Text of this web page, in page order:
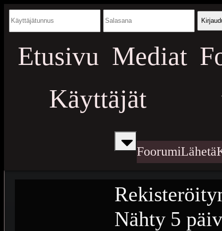
Etusivu Mediat
Käyttäjät
FoorumiLähetä
Nähty 5